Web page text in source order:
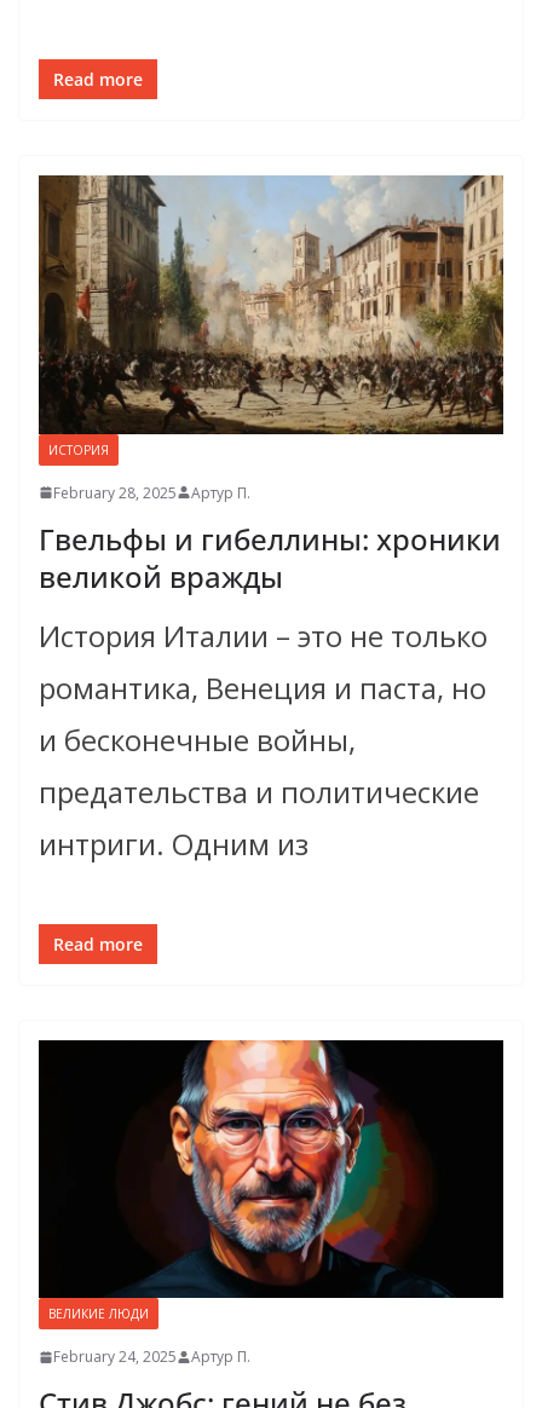
Read more
ИСТОРИЯ
February 28, 2025 Артур П.
Гвельфы и гибеллины: хроники
великой вражды
История Италии – это не только
романтика, Венеция и паста, но
и бесконечные войны,
предательства и политические
интриги. Одним из
Read more
ВЕЛИКИЕ ЛЮДИ
February 24, 2025 Артур П.